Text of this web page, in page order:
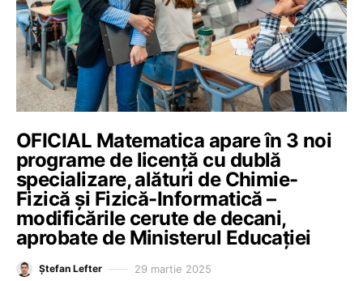
OFICIAL Matematica apare în 3 noi
programe de licență cu dublă
specializare, alături de Chimie-
Fizică și Fizică-Informatică –
modificările cerute de decani,
aprobate de Ministerul Educației
Ștefan Lefter 29 martie 2025